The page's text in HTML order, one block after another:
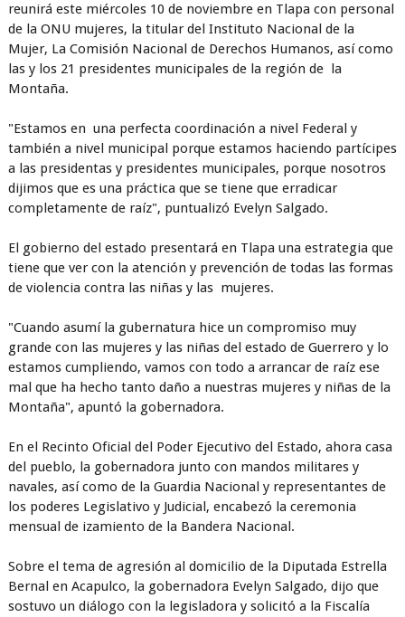
reunirá este miércoles 10 de noviembre en Tlapa con personal
de la ONU mujeres, la titular del Instituto Nacional de la
Mujer, La Comisión Nacional de Derechos Humanos, así como
las y los 21 presidentes municipales de la región de la
Montaña.
"Estamos en una perfecta coordinación a nivel Federal y
también a nivel municipal porque estamos haciendo partícipes
a las presidentas y presidentes municipales, porque nosotros
dijimos que es una práctica que se tiene que erradicar
completamente de raíz", puntualizó Evelyn Salgado.
El gobierno del estado presentará en Tlapa una estrategia que
tiene que ver con la atención y prevención de todas las formas
de violencia contra las niñas y las mujeres.
"Cuando asumí la gubernatura hice un compromiso muy
grande con las mujeres y las niñas del estado de Guerrero y lo
estamos cumpliendo, vamos con todo a arrancar de raíz ese
mal que ha hecho tanto daño a nuestras mujeres y niñas de la
Montaña", apuntó la gobernadora.
En el Recinto Oficial del Poder Ejecutivo del Estado, ahora casa
del pueblo, la gobernadora junto con mandos militares y
navales, así como de la Guardia Nacional y representantes de
los poderes Legislativo y Judicial, encabezó la ceremonia
mensual de izamiento de la Bandera Nacional.
Sobre el tema de agresión al domicilio de la Diputada Estrella
Bernal en Acapulco, la gobernadora Evelyn Salgado, dijo que
sostuvo un diálogo con la legisladora y solicitó a la Fiscalía